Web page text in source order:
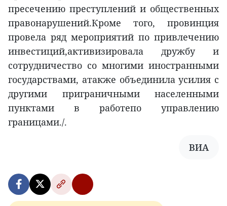
пресечению преступлений и общественных
правонарушений.Кроме того, провинция
провела ряд мероприятий по привлечению
инвестиций,активизировала дружбу и
сотрудничество со многими иностранными
государствами, атакже объединила усилия с
другими приграничными населенными
пунктами в работепо управлению
границами./.
ВИА